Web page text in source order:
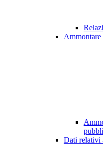
Ammontare
Dati relativi